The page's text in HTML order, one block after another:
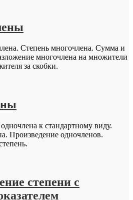
Степень многочлена. Сумма и
многочлена на множители
за скобки.
к стандартному виду.
Произведение одночленов.
степени с